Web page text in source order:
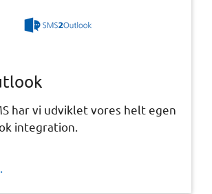
har vi udviklet vores helt egen
integration.